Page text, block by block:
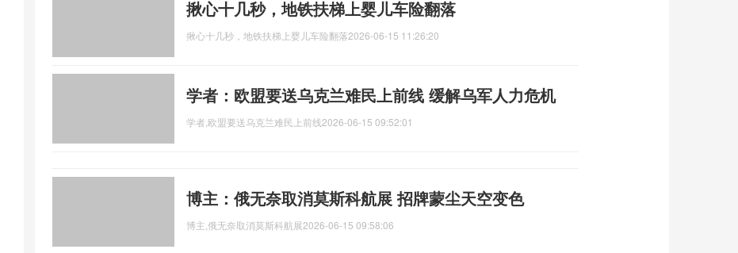
揪心十几秒，地铁扶梯上婴儿车险翻落
揪心十几秒，地铁扶梯上婴儿车险翻落2026-06-15 11:26:20
学者：欧盟要送乌克兰难民上前线 缓解乌军人力危机
学者,欧盟要送乌克兰难民上前线2026-06-15 09:52:01
博主：俄无奈取消莫斯科航展 招牌蒙尘天空变色
博主,俄无奈取消莫斯科航展2026-06-15 09:58:06